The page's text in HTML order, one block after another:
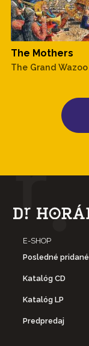
The Mothers
The Grand Wazoo
E-SHOP
Posledné pridané
Katalóg CD
Katalóg LP
Predpredaj